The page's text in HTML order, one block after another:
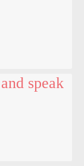
speak